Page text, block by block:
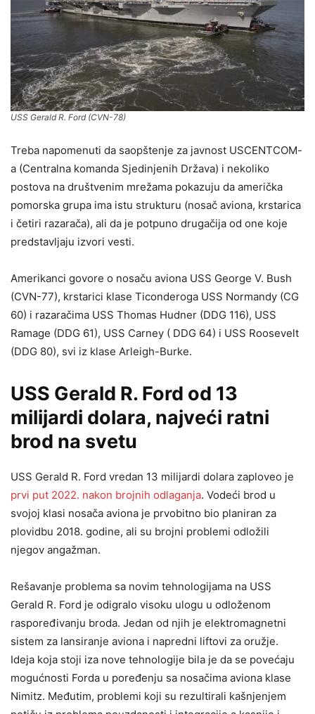
USS Gerald R. Ford (CVN-78)
Treba napomenuti da saopštenje za javnost USCENTCOM-
a (Centralna komanda Sjedinjenih Država) i nekoliko
postova na društvenim mrežama pokazuju da američka
pomorska grupa ima istu strukturu (nosač aviona, krstarica
i četiri razarača), ali da je potpuno drugačija od one koje
predstavljaju izvori vesti.
Amerikanci govore o nosaču aviona USS George V. Bush
(CVN-77), krstarici klase Ticonderoga USS Normandy (CG
60) i razaračima USS Thomas Hudner (DDG 116), USS
Ramage (DDG 61), USS Carney ( DDG 64) i USS Roosevelt
(DDG 80), svi iz klase Arleigh-Burke.
USS Gerald R. Ford od 13
milijardi dolara, najveći ratni
brod na svetu
USS Gerald R. Ford vredan 13 milijardi dolara zaploveo je
prvi put 2022. nakon brojnih odlaganja. Vodeći brod u
svojoj klasi nosača aviona je prvobitno bio planiran za
plovidbu 2018. godine, ali su brojni problemi odložili
njegov angažman.
Rešavanje problema sa novim tehnologijama na USS
Gerald R. Ford je odigralo visoku ulogu u odloženom
raspoređivanju broda. Jedan od njih je elektromagnetni
sistem za lansiranje aviona i napredni liftovi za oružje.
Ideja koja stoji iza nove tehnologije bila je da se povećaju
mogućnosti Forda u poređenju sa nosačima aviona klase
Nimitz. Međutim, problemi koji su rezultirali kašnjenjem